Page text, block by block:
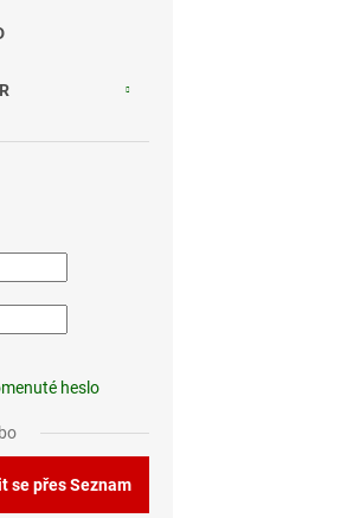
heslo
se přes Seznam